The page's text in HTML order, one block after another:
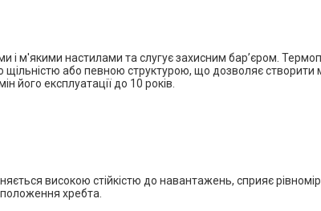
і м'якими настилами та слугує захисним бар’єром.
або певною структурою, що дозволяє створити
його експлуатації до 10 років.
високою стійкістю до навантажень, сприяє
хребта.